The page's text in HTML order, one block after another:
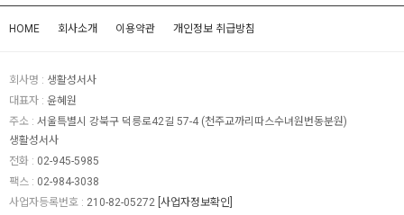
HOME 회사소개 이용약관 개인정보 취급방침
회사명 : 생활성서사
대표자 : 윤혜원
주소 : 서울특별시 강북구 덕릉로42길 57-4 (천주교까리따스수녀원번동분원)
생활성서사
전화 : 02-945-5985
팩스 : 02-984-3038
사업자등록번호 : 210-82-05272 [사업자정보확인]